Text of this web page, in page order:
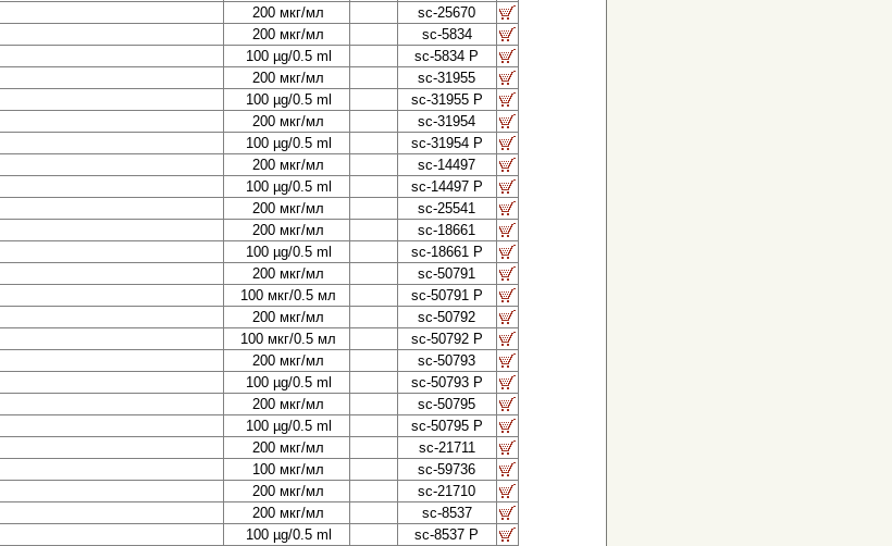
200 мкг/мл
sc-25670
200 мкг/мл
sc-5834
100 µg/0.5 ml
sc-5834 P
200 мкг/мл
sc-31955
100 µg/0.5 ml
sc-31955 P
200 мкг/мл
sc-31954
100 µg/0.5 ml
sc-31954 P
200 мкг/мл
sc-14497
100 µg/0.5 ml
sc-14497 P
200 мкг/мл
sc-25541
200 мкг/мл
sc-18661
100 µg/0.5 ml
sc-18661 P
200 мкг/мл
sc-50791
100 мкг/0.5 мл
sc-50791 P
200 мкг/мл
sc-50792
100 мкг/0.5 мл
sc-50792 P
200 мкг/мл
sc-50793
100 µg/0.5 ml
sc-50793 P
200 мкг/мл
sc-50795
100 µg/0.5 ml
sc-50795 P
200 мкг/мл
sc-21711
100 мкг/мл
sc-59736
200 мкг/мл
sc-21710
200 мкг/мл
sc-8537
100 µg/0.5 ml
sc-8537 P